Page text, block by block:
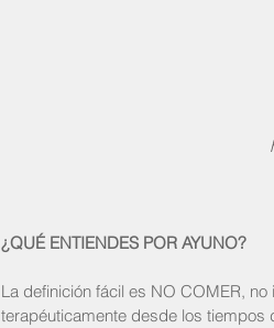
¿QUÉ ENTIENDES POR AYUNO?
La definición fácil es NO COMER,
terapéuticamente desde los tiempos